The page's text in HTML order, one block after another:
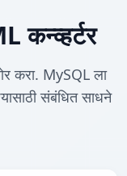
करा. MySQL ला
संबंधित साधने